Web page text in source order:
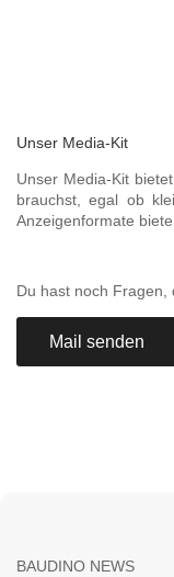
Unser Media-Kit
Unser Media-Kit
brauchst, egal ob
Anzeigenformate
Du hast noch Fragen,
Mail senden
BAUDINO NEWS